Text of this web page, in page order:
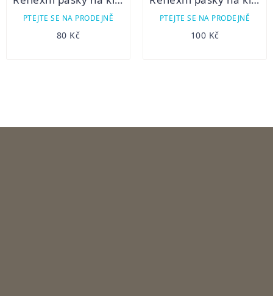
PTEJTE SE NA PRODEJNĚ
80 Kč
PTEJTE SE NA PRODEJNĚ
100 Kč